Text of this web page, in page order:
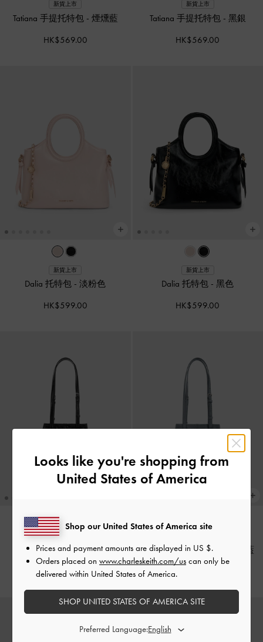
新貨上市
Tatiana 手提托特包 - 煙燻藍
HK$569.00
新貨上市
Tatiana 手提托特包 - 黑銀
HK$569.00
新貨上市
Dalia 托特包 -淡粉色
HK$599.00
新貨上市
Dalia 托特包 -黑色
HK$599.00
新貨上市
Noane 托特包-黑銀
HK$569.00
Noane 仿麂皮托特包 煙燻藍
Looks like you're shopping from
United States of America
Shop our United States of America site
Prices and payment amounts are displayed in US $.
Orders placed on www.charleskeith.com/us can only be
delivered within United States of America.
SHOP UNITED STATES OF AMERICA SITE
Preferred Language: